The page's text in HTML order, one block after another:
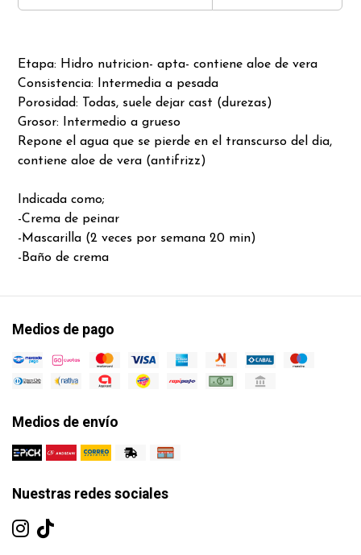
Etapa: Hidro nutricion- apta- contiene aloe de vera
Consistencia: Intermedia a pesada
Porosidad: Todas, suele dejar cast (durezas)
Grosor: Intermedio a grueso
Repone el agua que se pierde en el transcurso del dia,
contiene aloe de vera (antifrizz)
Indicada como;
-Crema de peinar
-Mascarilla (2 veces por semana 20 min)
-Baño de crema
Medios de pago
Medios de envío
Nuestras redes sociales